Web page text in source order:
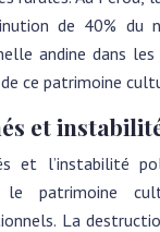
de 40% du
andine dans
ce patrimoine
et
et l’instabilité
le patrimoine
La